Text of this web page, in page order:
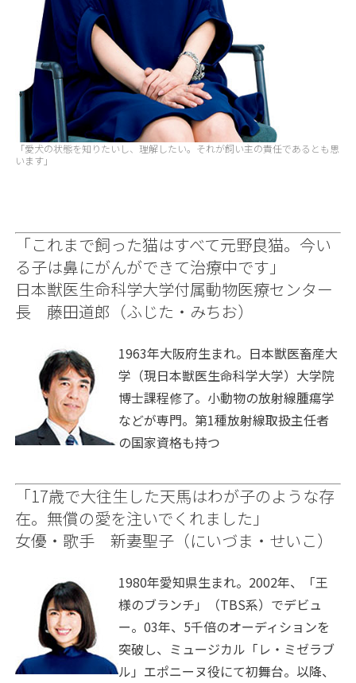
「愛犬の状態を知りたいし、理解したい。それが飼い主の責任であるとも思
います」
「これまで飼った猫はすべて元野良猫。今い
る子は鼻にがんができて治療中です」
日本獣医生命科学大学付属動物医療センター
長 藤田道郎（ふじた・みちお）
1963年大阪府生まれ。日本獣医畜産大
学（現日本獣医生命科学大学）大学院
博士課程修了。小動物の放射線腫瘍学
などが専門。第1種放射線取扱主任者
の国家資格も持つ
「17歳で大往生した天馬はわが子のような存
在。無償の愛を注いでくれました」
女優・歌手 新妻聖子（にいづま・せいこ）
1980年愛知県生まれ。2002年、「王
様のブランチ」（TBS系）でデビュ
ー。03年、5千倍のオーディションを
突破し、ミュージカル「レ・ミゼラブ
ル」エポニーヌ役にて初舞台。以降、